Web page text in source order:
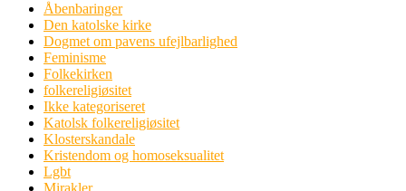
Åbenbaringer
Den katolske kirke
Dogmet om pavens ufejlbarlighed
Feminisme
Folkekirken
folkereligiøsitet
Ikke kategoriseret
Katolsk folkereligiøsitet
Klosterskandale
Kristendom og homoseksualitet
Lgbt